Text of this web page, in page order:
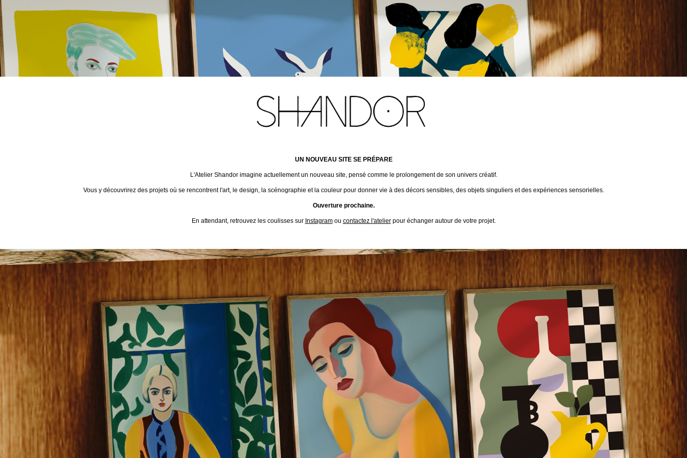
UN NOUVEAU SITE SE PRÉPARE
L'Atelier Shandor imagine actuellement un nouveau site, pensé comme le prolongement de son univers créatif.
Vous y découvrirez des projets où se rencontrent l'art, le design, la scénographie et la couleur pour donner vie à des décors sensibles, des objets singuliers et des expériences sensorielles.
Ouverture prochaine.
En attendant, retrouvez les coulisses sur Instagramou contactez l'atelierpour échanger autour de votre projet.